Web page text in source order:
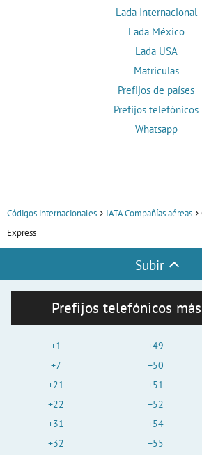
Lada Internacional
Lada México
Lada USA
Matrículas
Prefijos de países
Prefijos telefónicos
Whatsapp
Códigos internacionales IATA Compañías aéreas
Express
Subir
Prefijos telefónicos
+1
+7
+21
+22
+31
+32
+49
+50
+51
+52
+54
+55